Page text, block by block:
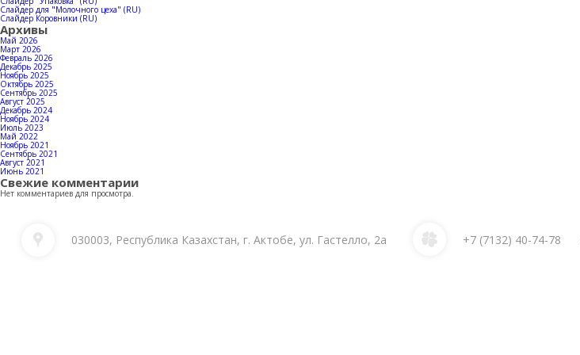
Слайдер для "Молочного цеха" (RU)
Слайдер Коровники (RU)
Архивы
Май 2026
Март 2026
Февраль 2026
Декабрь 2025
Ноябрь 2025
Октябрь 2025
Сентябрь 2025
Август 2025
Декабрь 2024
Ноябрь 2024
Июль 2023
Май 2022
Ноябрь 2021
Сентябрь 2021
Август 2021
Июнь 2021
Свежие комментарии
Нет комментариев для просмотра.
030003, Республика Казахстан, г. Актобе, ул. Гастелло, 2а +7 (7132) 40-74-78